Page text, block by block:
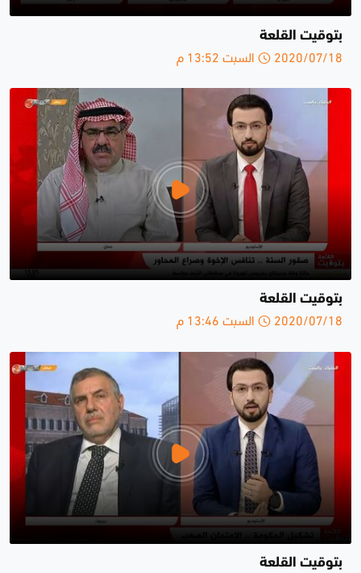
بتوقيت القلعة
2020/07/18 السبت 13:52 م
بتوقيت القلعة
2020/07/18 السبت 13:46 م
بتوقيت القلعة